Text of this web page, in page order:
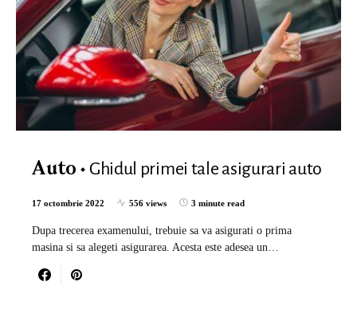
Auto Ghidul primei tale asigurari auto
17 octombrie 2022 556 views 3 minute read
Dupa trecerea examenului, trebuie sa va asigurati o prima
masina si sa alegeti asigurarea. Acesta este adesea un…